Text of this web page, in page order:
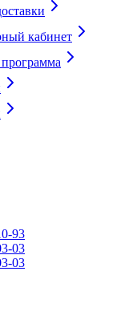
кабинет
93
03
03